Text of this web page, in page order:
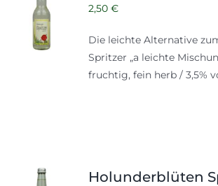
2,50 €
Die leichte Alternative
Spritzer „a leichte
fruchtig, fein herb / 3,5%
Holunderblüten